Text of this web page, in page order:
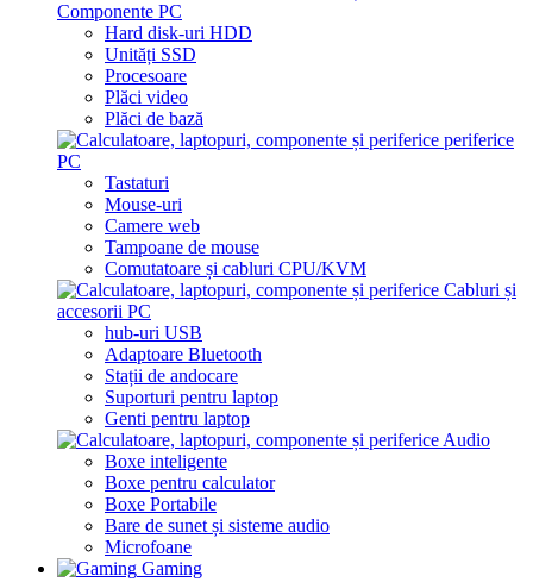
Componente PC
Hard disk-uri HDD
Unități SSD
Procesoare
Plăci video
Plăci de bază
periferice
PC
Tastaturi
Mouse-uri
Camere web
Tampoane de mouse
Comutatoare și cabluri CPU/KVM
Cabluri și
accesorii PC
hub-uri USB
Adaptoare Bluetooth
Stații de andocare
Suporturi pentru laptop
Genti pentru laptop
Audio
Boxe inteligente
Boxe pentru calculator
Boxe Portabile
Bare de sunet și sisteme audio
Microfoane
Gaming